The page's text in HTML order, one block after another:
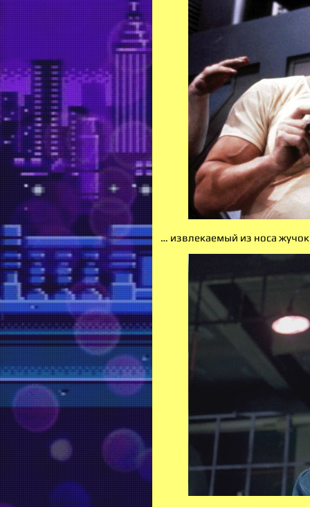
… извлекаемый из носа